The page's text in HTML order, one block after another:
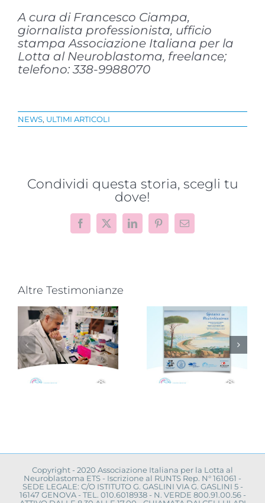
A cura di Francesco Ciampa,
giornalista professionista, ufficio
stampa Associazione Italiana per la
Lotta al Neuroblastoma, freelance;
telefono: 338-9988070
NEWS, ULTIMI ARTICOLI
Condividi questa storia, scegli tu
dove!
Facebook
X LinkedInPinterestEmail
Altre Testimonianze
Novità dalla
ricerca
scientifica:
convegno a
Napoli
Avellino,
infanzia al
centro con
la
campagna
“Cerco un
Copyright - 2020 Associazione Italiana per la Lotta al
Neuroblastoma ETS - Iscrizione al RUNTS Rep. N° 161061 -
SEDE LEGALE: C/O ISTITUTO G. GASLINI VIA G. GASLINI 5 -
16147 GENOVA - TEL. 010.6018938 - N. VERDE 800.91.00.56 -